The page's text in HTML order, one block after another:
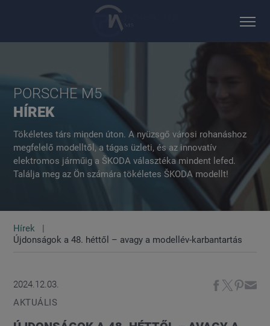
PORSCHE M5
HÍREK
Tökéletes társ minden úton. A nyüzsgő városi rohanáshoz
megfelelő modelltől, a tágas üzleti, és az innovatív
elektromos járműig a ŠKODA választéka mindent lefed.
Találja meg az Ön számára tökéletes ŠKODA modellt!
Hírek
Újdonságok a 48. héttől – avagy a modellév-karbantartás
2024.12.03.
AKTUÁLIS